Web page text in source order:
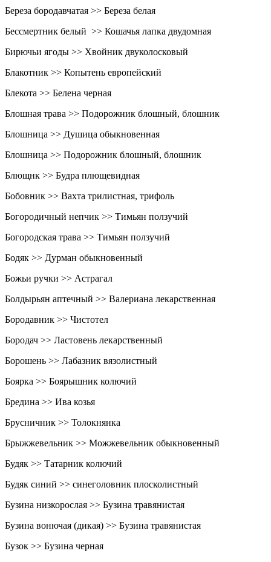
Береза бородавчатая >> Береза белая
Бессмертник белый >> Кошачья лапка двудомная
Бирючьи ягоды >> Хвойник двуколосковый
Блакотник >> Копытень европейский
Блекота >> Белена черная
Блошная трава >> Подорожник блошный, блошник
Блошница >> Душица обыкновенная
Блошница >> Подорожник блошный, блошник
Блющнк >> Будра плющевидная
Бобовник >> Вахта трилистная, трифоль
Богородичный непчик >> Тимьян ползучий
Богородская трава >> Тимьян ползучий
Бодяк >> Дурман обыкновенный
Божьи ручки >> Астрагал
Болдырьян аптечный >> Валериана лекарственная
Бородавник >> Чистотел
Бородач >> Ластовень лекарственный
Борошень >> Лабазник вязолистный
Боярка >> Боярышник колючий
Бредина >> Ива козья
Брусничник >> Толокнянка
Брыжжевельник >> Можжевельник обыкновенный
Будяк >> Татарник колючий
Будяк синий >> синеголовник плосколистный
Бузина низкорослая >> Бузина травянистая
Бузина вонючая (дикая) >> Бузина травянистая
Бузок >> Бузина черная